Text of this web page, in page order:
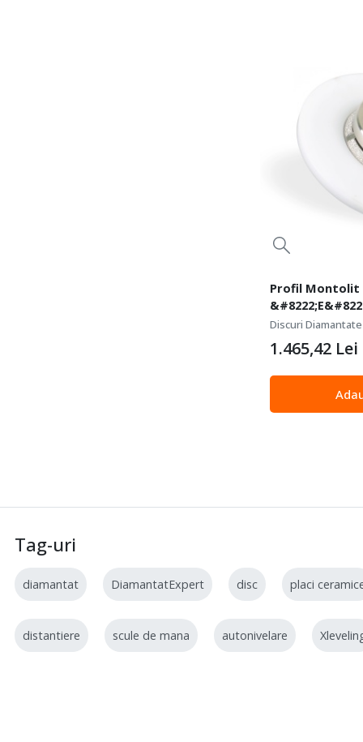
Profil Montolit
canturi si
3 mm
Discuri
1.465,42 Lei
Tag-uri
diamantat DiamantatExpert disc placi
distantiere scule de mana autonivelare